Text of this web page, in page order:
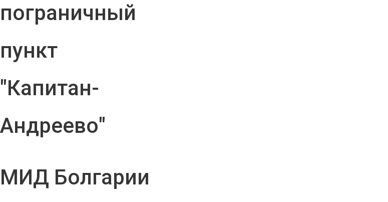
пограничный
пункт
"Капитан-
Андреево"
МИД Болгарии